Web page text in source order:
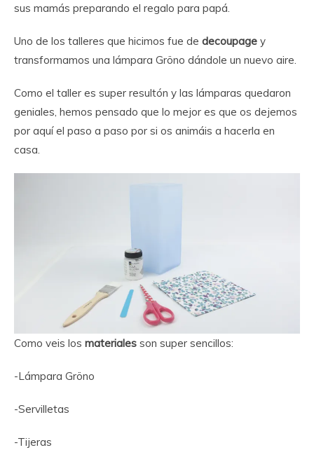
sus mamás preparando el regalo para papá.
Uno de los talleres que hicimos fue de decoupage y
transformamos una lámpara Gröno dándole un nuevo aire.
Como el taller es super resultón y las lámparas quedaron
geniales, hemos pensado que lo mejor es que os dejemos
por aquí el paso a paso por si os animáis a hacerla en
casa.
Como veis los materiales son super sencillos:
-Lámpara Gröno
-Servilletas
-Tijeras